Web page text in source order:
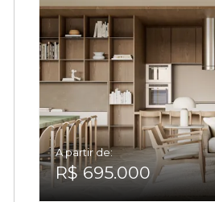
A partir de:
R$ 695.000